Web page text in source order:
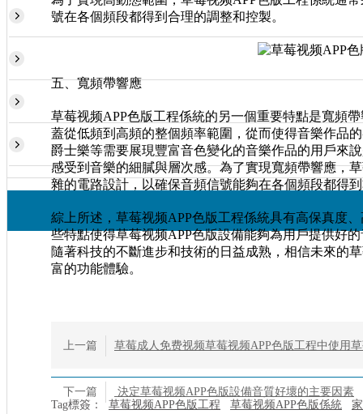
號在各個頻段都得到合理的調整和控製。
五、寬頻帶響應
草莓视频APP色版工程係統的另一個重要特點是寬頻
蓋從低頻到高頻的整個頻率範圍，從而使得音樂作品
爵士樂等需要展現豐富音色變化的音樂作品的用戶來
感受到音樂的細膩與層次感。為了實現寬頻帶響應，
雜的電路設計，以確保音頻信號能夠在各個頻段都得
綜上所述，草莓视频APP色版工程係統具有高保真度
些特點使得草莓视频APP色版設備能夠為用戶提供好
隨著科技的不斷進步和技術的日益成熟，相信未來的
富的功能體驗。
上一篇 草莓成人免费视频草莓视频APP色版工程中使用
下一篇
決定草莓视频APP色版設備音質好壞的主要因素
Tag標簽：
草莓视频APP色版工程 草莓视频APP色版係統